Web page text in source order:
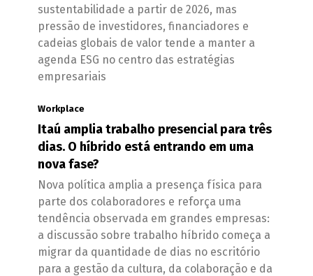
sustentabilidade a partir de 2026, mas
pressão de investidores, financiadores e
cadeias globais de valor tende a manter a
agenda ESG no centro das estratégias
empresariais
Workplace
Itaú amplia trabalho presencial para três
dias. O híbrido está entrando em uma
nova fase?
Nova política amplia a presença física para
parte dos colaboradores e reforça uma
tendência observada em grandes empresas:
a discussão sobre trabalho híbrido começa a
migrar da quantidade de dias no escritório
para a gestão da cultura, da colaboração e da